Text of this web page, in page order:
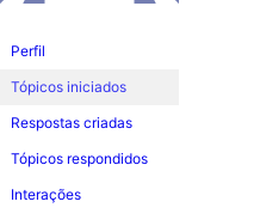
Perfil
Tópicos iniciados
Respostas criadas
Tópicos respondidos
Interações